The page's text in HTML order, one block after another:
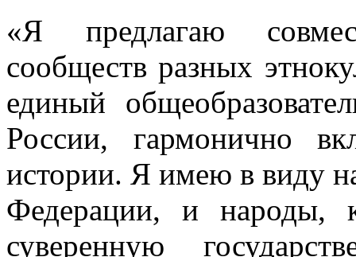
«Я предлагаю
сообществ разных
единый
России, гармонично
истории. Я имею в виду
Федерации, и народы,
суверенную